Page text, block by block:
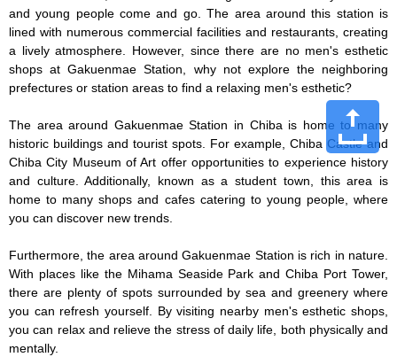
and young people come and go. The area around this station is
lined with numerous commercial facilities and restaurants, creating
a lively atmosphere. However, since there are no men's esthetic
shops at Gakuenmae Station, why not explore the neighboring
prefectures or station areas to find a relaxing men's esthetic?
The area around Gakuenmae Station in Chiba is home to many
historic buildings and tourist spots. For example, Chiba Castle and
Chiba City Museum of Art offer opportunities to experience history
and culture. Additionally, known as a student town, this area is
home to many shops and cafes catering to young people, where
you can discover new trends.
Furthermore, the area around Gakuenmae Station is rich in nature.
With places like the Mihama Seaside Park and Chiba Port Tower,
there are plenty of spots surrounded by sea and greenery where
you can refresh yourself. By visiting nearby men's esthetic shops,
you can relax and relieve the stress of daily life, both physically and
mentally.